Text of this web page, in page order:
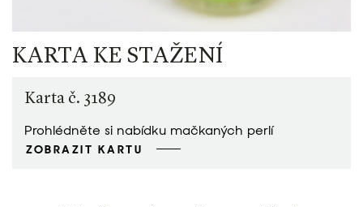
KARTA KE STAŽENÍ
Karta č. 3189
Prohlédněte si nabídku mačkaných perlí
ZOBRAZIT KARTU